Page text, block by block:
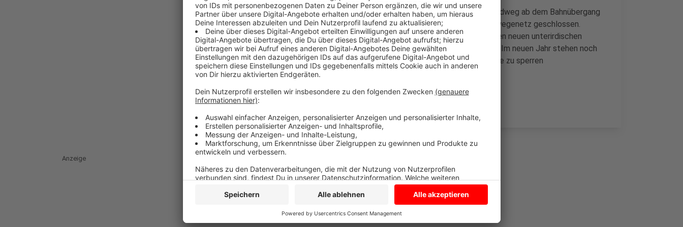
Unter anderem ist in ein fast ein Kilometer langes Stück neuer Radweg ab dem Bahnübergang
stadtauswärts entstanden. Damit ist die bisherige Lücke im Radwegenetz geschlossen.
Außerdem erneuerte der Landesbetrieb die Straße und baute einen neuen unterirdischen
Rückstaukanal. Darüber soll das Wasser bei Starkregen abfließen. Im neuen Jahr stehen noch
Restarbeiten an, dafür ist es dann aber nicht mehr nötig die Straße zu sperren
Anzeige